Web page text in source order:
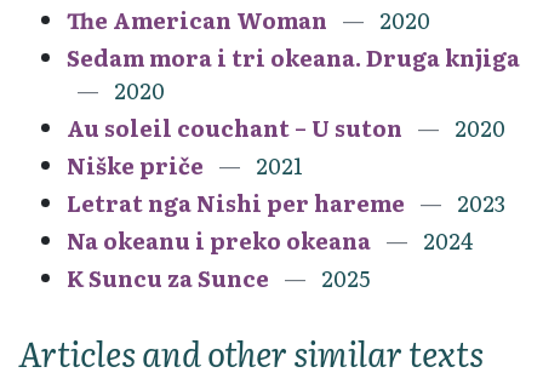
The American Woman
2020
Sedam mora i tri okeana. Druga knjiga
2020
Au soleil couchant – U suton
2020
Niške priče
2021
Letrat nga Nishi per hareme
2023
Na okeanu i preko okeana
2024
K Suncu za Sunce
2025
Articles and other similar texts